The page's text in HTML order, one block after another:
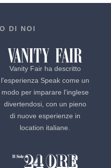
DI NOI
Vanity Fair ha descritto
l'esperienza Speak come un
modo per imparare l'inglese
divertendosi, con un pieno
di nuove esperienze in
location italiane.